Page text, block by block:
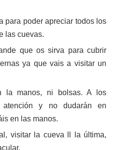
para poder apreciar todos los
las cuevas.
que os sirva para cubrir
ya que vais a visitar un
la manos, ni bolsas. A los
y no dudarán en
en las manos.
visitar la cueva ll la última,